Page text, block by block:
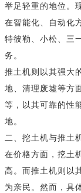
举足轻重的地位。
在智能化、自动化
特彼勒、小松、三
务。
推土机则以其强大
地、清理废墟等方
等，以其可靠的性
地。
二、挖土机与推土
在价格方面，挖土
高。而推土机则以
为亲民。然而，具